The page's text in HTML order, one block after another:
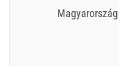
Magyarország